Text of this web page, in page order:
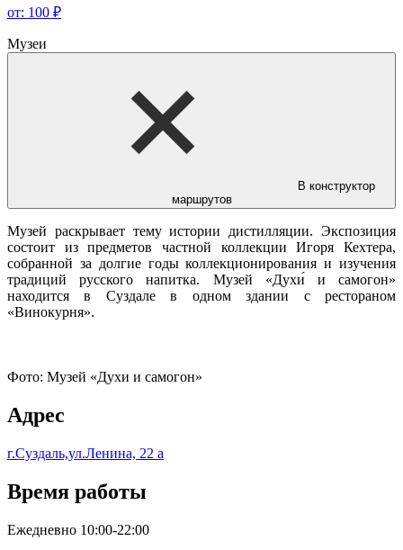
от: 100 ₽
Музеи
В конструктор
маршрутов
Музей раскрывает тему истории дистилляции. Экспозиция
состоит из предметов частной коллекции Игоря Кехтера,
собранной за долгие годы коллекционирования и изучения
традиций русского напитка. Музей «Духи́ и самогон»
находится в Суздале в одном здании с рестораном
«Винокурня».
Фото: Музей «Духи и самогон»
Адрес
г.Суздаль,ул.Ленина, 22 а
Время работы
Ежедневно 10:00-22:00